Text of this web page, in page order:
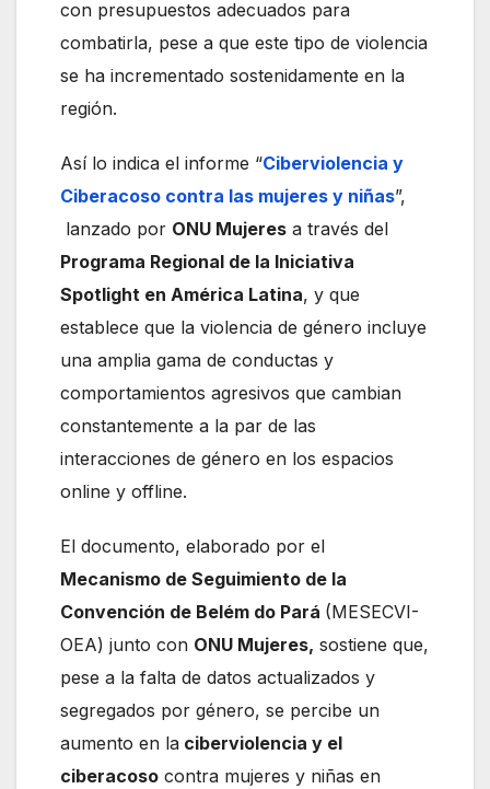
con presupuestos adecuados para
combatirla, pese a que este tipo de violencia
se ha incrementado sostenidamente en la
región.
Así lo indica el informe “Ciberviolencia y
Ciberacoso contra las mujeres y niñas”,
lanzado por ONU Mujeres a través del
Programa Regional de la Iniciativa
Spotlight en América Latina, y que
establece que la violencia de género incluye
una amplia gama de conductas y
comportamientos agresivos que cambian
constantemente a la par de las
interacciones de género en los espacios
online y offline.
El documento, elaborado por el
Mecanismo de Seguimiento de la
Convención de Belém do Pará (MESECVI-
OEA) junto con ONU Mujeres, sostiene que,
pese a la falta de datos actualizados y
segregados por género, se percibe un
aumento en la ciberviolencia y el
ciberacoso contra mujeres y niñas en